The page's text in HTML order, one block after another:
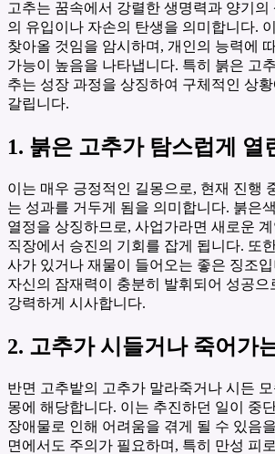
고추는 꿈속에서 강렬한 생명력과 양기의
의 유입이나 자손의 탄생을 의미합니다.
찾아올 것임을 암시하며, 개인의 능력에
가능이 높음을 나타냅니다. 특히 붉은 고
추는 성장 과정을 상징하여 구체적인 상황
갈립니다.
1. 붉은 고추가 탐스럽게 열
이는 매우 긍정적인 길몽으로, 현재 진행
는 성과를 거두게 됨을 의미합니다. 붉은
열정을 상징하므로, 사업가라면 새로운
직장에서 승진의 기회를 잡게 됩니다. 또
사가 있거나 재물이 들어오는 좋은 징조
자신의 잠재력이 충분히 발휘되어 성공으
강력하게 시사합니다.
2. 고추가 시들거나 죽어가
반면 고추밭의 고추가 말라죽거나 시든
몽에 해당합니다. 이는 추진하던 일이 중
장애물로 인해 어려움을 겪게 될 수 있음
면에서도 주의가 필요하며, 특히 만성 피